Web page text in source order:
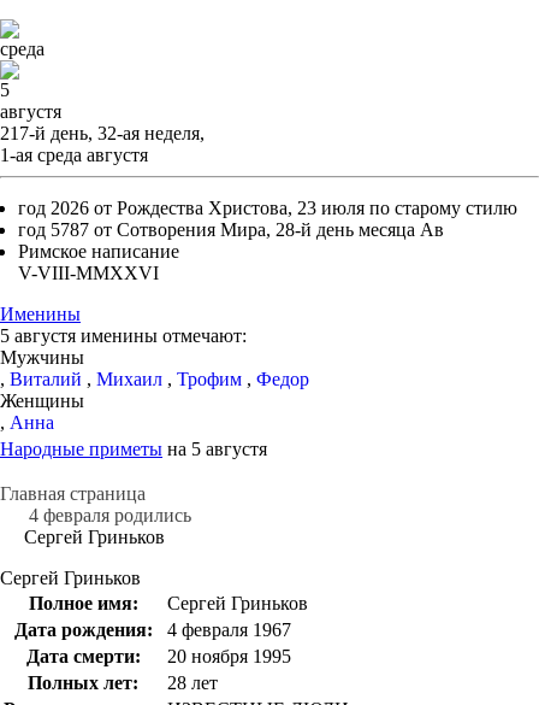
среда
5
августя
217-й день, 32-ая неделя,
1-ая среда августя
год 2026 от Рождества Христова, 23 июля по старому стилю
год 5787 от Сотворения Мира, 28-й день месяца Ав
Римское написание
V-VIII-MMXXVI
Именины
5 августя именины отмечают:
Мужчины
, Виталий , Михаил , Трофим , Федор
Женщины
, Анна
Народные приметы на 5 августя
Главная страница
4 февраля родились
Сергей Гриньков
Сергей Гриньков
Полное имя:
Сергей Гриньков
Дата рождения:
4 февраля 1967
Дата смерти:
20 ноября 1995
Полных лет:
28 лет